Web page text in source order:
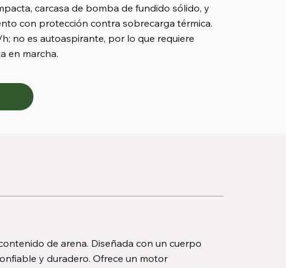
carcasa de bomba de fundido sólido, y
con protección contra sobrecarga térmica.
no es autoaspirante, por lo que requiere
en marcha.
de arena. Diseñada con un cuerpo
y duradero. Ofrece un motor